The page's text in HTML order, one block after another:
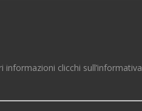
clicchi sull’informativa